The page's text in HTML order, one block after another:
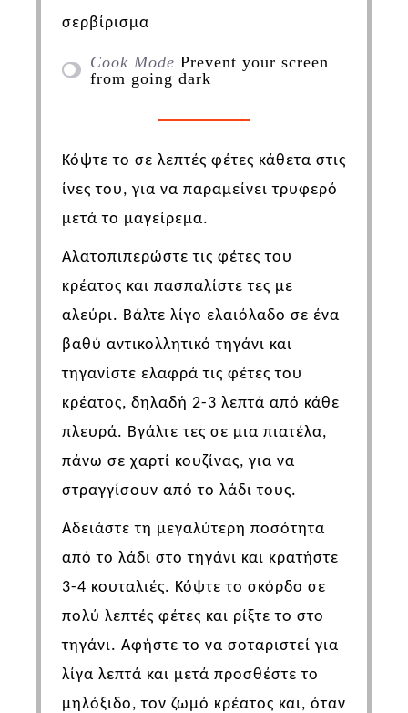
σερβίρισμα
Cook Mode Prevent your screen
from going dark
Κόψτε το σε λεπτές φέτες κάθετα στις
ίνες του, για να παραμείνει τρυφερό
μετά το μαγείρεμα.
Αλατοπιπερώστε τις φέτες του
κρέατος και πασπαλίστε τες με
αλεύρι. Βάλτε λίγο ελαιόλαδο σε ένα
βαθύ αντικολλητικό τηγάνι και
τηγανίστε ελαφρά τις φέτες του
κρέατος, δηλαδή 2-3 λεπτά από κάθε
πλευρά. Βγάλτε τες σε μια πιατέλα,
πάνω σε χαρτί κουζίνας, για να
στραγγίσουν από το λάδι τους.
Αδειάστε τη μεγαλύτερη ποσότητα
από το λάδι στο τηγάνι και κρατήστε
3-4 κουταλιές. Κόψτε το σκόρδο σε
πολύ λεπτές φέτες και ρίξτε το στο
τηγάνι. Αφήστε το να σοταριστεί για
λίγα λεπτά και μετά προσθέστε το
μηλόξιδο, τον ζωμό κρέατος και, όταν